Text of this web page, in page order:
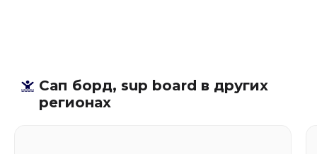
Сап борд, sup board в других
регионах